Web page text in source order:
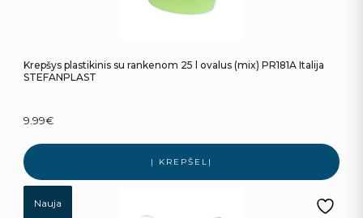
Krepšys plastikinis su rankenom 25 l ovalus (mix) PR181A Italija
STEFANPLAST
9.99€
Į KREPŠELĮ
Nauja